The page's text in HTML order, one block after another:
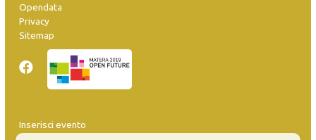
Opendata
Privacy
Sitemap
Inserisci evento